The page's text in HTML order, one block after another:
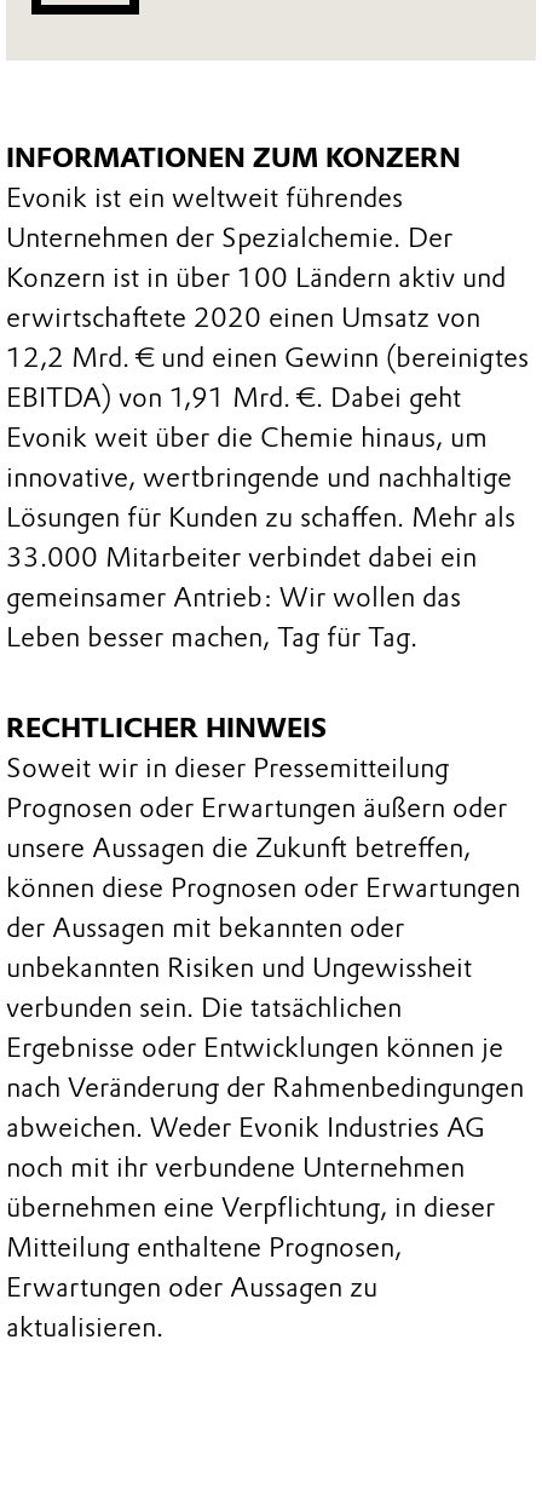
INFORMATIONEN ZUM KONZERN
Evonik ist ein weltweit führendes
Unternehmen der Spezialchemie. Der
Konzern ist in über 100 Ländern aktiv und
erwirtschaftete 2020 einen Umsatz von
12,2 Mrd. € und einen Gewinn (bereinigtes
EBITDA) von 1,91 Mrd. €. Dabei geht
Evonik weit über die Chemie hinaus, um
innovative, wertbringende und nachhaltige
Lösungen für Kunden zu schaffen. Mehr als
33.000 Mitarbeiter verbindet dabei ein
gemeinsamer Antrieb: Wir wollen das
Leben besser machen, Tag für Tag.
RECHTLICHER HINWEIS
Soweit wir in dieser Pressemitteilung
Prognosen oder Erwartungen äußern oder
unsere Aussagen die Zukunft betreffen,
können diese Prognosen oder Erwartungen
der Aussagen mit bekannten oder
unbekannten Risiken und Ungewissheit
verbunden sein. Die tatsächlichen
Ergebnisse oder Entwicklungen können je
nach Veränderung der Rahmenbedingungen
abweichen. Weder Evonik Industries AG
noch mit ihr verbundene Unternehmen
übernehmen eine Verpflichtung, in dieser
Mitteilung enthaltene Prognosen,
Erwartungen oder Aussagen zu
aktualisieren.